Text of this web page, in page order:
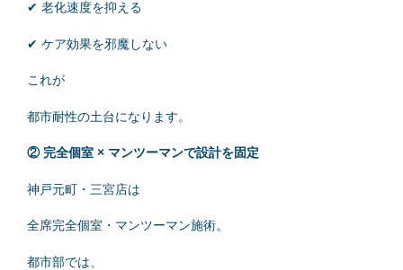
✔ 老化速度を抑える
✔ ケア効果を邪魔しない
これが
都市耐性の土台になります。
② 完全個室 × マンツーマンで設計を固定
神戸元町・三宮店は
全席完全個室・マンツーマン施術。
都市部では、